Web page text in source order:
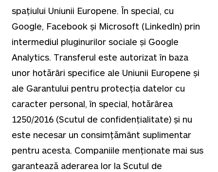
spațiului Uniunii Europene. În special, cu
Google, Facebook și Microsoft (LinkedIn) prin
intermediul pluginurilor sociale și Google
Analytics. Transferul este autorizat în baza
unor hotărâri specifice ale Uniunii Europene și
ale Garantului pentru protecția datelor cu
caracter personal, în special, hotărârea
1250/2016 (Scutul de confidențialitate) și nu
este necesar un consimțământ suplimentar
pentru acesta. Companiile menționate mai sus
garantează aderarea lor la Scutul de